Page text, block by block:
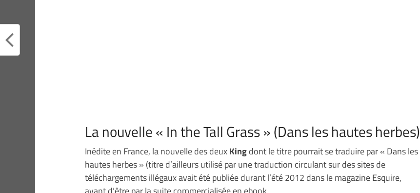
La nouvelle « In the Tall Grass » (Dans les hautes herbes)
Inédite en France, la nouvelle des deuxKingdont le titre pourrait se traduire par « Dans les
hautes herbes » (titre d’ailleurs utilisé par une traduction circulant sur des sites de
téléchargements illégaux avait été publiée durant l’été 2012 dans le magazine Esquire,